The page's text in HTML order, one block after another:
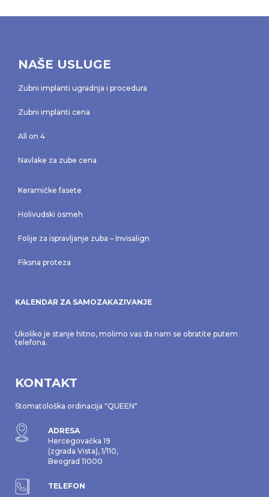
NAŠE USLUGE
Zubni implanti ugradnja i procedura
Zubni implanti cena
All on 4
Navlake za zube cena
Keramičke fasete
Holivudski osmeh
Folije za ispravljanje zuba – Invisalign
Fiksna proteza
KONTAKT
Stomatološka ordinacija "QUEEN"
ADRESA
Hercegovačka 19
(zgrada Vista), 1/110,
Beograd 11000
TELEFON
KALENDAR ZA SAMOZAKAZIVANJE
Ukoliko je stanje hitno, molimo vas da nam se obratite putem
telefona.